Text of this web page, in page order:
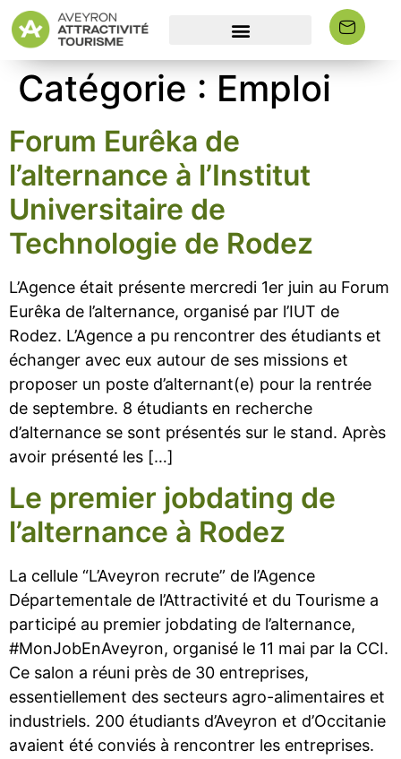
Catégorie : Emploi
Forum Eurêka de
l’alternance à l’Institut
Universitaire de
Technologie de Rodez
L’Agence était présente mercredi 1er juin au Forum
Eurêka de l’alternance, organisé par l’IUT de
Rodez. L’Agence a pu rencontrer des étudiants et
échanger avec eux autour de ses missions et
proposer un poste d’alternant(e) pour la rentrée
de septembre. 8 étudiants en recherche
d’alternance se sont présentés sur le stand. Après
avoir présenté les […]
Le premier jobdating de
l’alternance à Rodez
La cellule “L’Aveyron recrute” de l’Agence
Départementale de l’Attractivité et du Tourisme a
participé au premier jobdating de l’alternance,
#MonJobEnAveyron, organisé le 11 mai par la CCI.
Ce salon a réuni près de 30 entreprises,
essentiellement des secteurs agro-alimentaires et
industriels. 200 étudiants d’Aveyron et d’Occitanie
avaient été conviés à rencontrer les entreprises.